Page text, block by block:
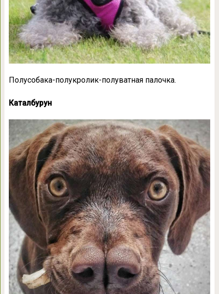
Полусобака-полукролик-полуватная палочка.
Каталбурун